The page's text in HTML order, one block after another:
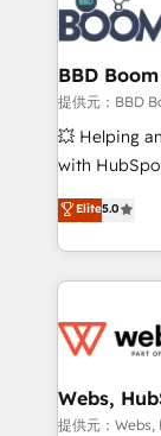
cumulées
Seamless
Complex
Custom APIs
End
pipeline
and CRM
Execution •
BBD Boom
提供元：BBD
💥 Helping
with
BBD Boom
to HubSpot
solve all
adoption,
the first time
and build
with other
Elite5.0
Webs,
提供元：Webs,